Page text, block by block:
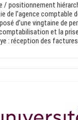
/ positionnement
de l’agence comptable
d’une vingtaine de
et la
: réception des